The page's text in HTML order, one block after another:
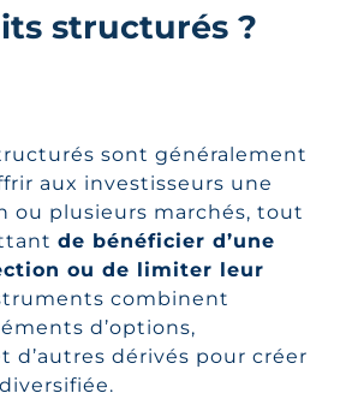
structurés ?
sont généralement
aux investisseurs une
ou plusieurs marchés, tout
de bénéficier d’une
ou de limiter leur
combinent
d’options,
d’autres dérivés pour créer